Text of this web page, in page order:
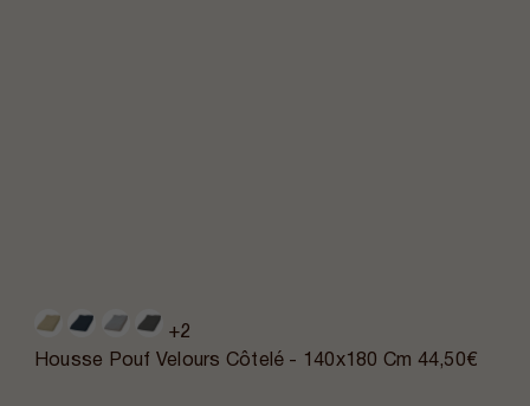
+2
Housse Pouf Velours Côtelé - 140x180 Cm 44,50€